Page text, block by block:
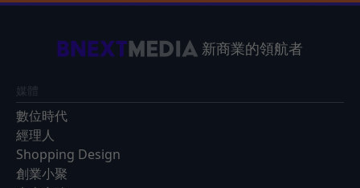
新商業的領航者
媒體
數位時代
經理人
Shopping Design
創業小聚